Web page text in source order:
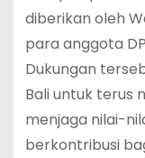
diberikan oleh
para anggota
Dukungan
Bali untuk terus
menjaga nilai-
berkontribusi